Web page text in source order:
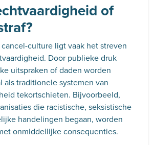
of
culture ligt vaak het streven
Door publieke druk
uitspraken of daden worden
als traditionele systemen van
tekortschieten. Bijvoorbeeld,
die racistische, seksistische
handelingen begaan, worden
onmiddellijke consequenties.